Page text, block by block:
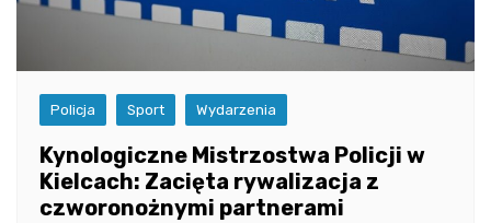
Policja Sport Wydarzenia
Kynologiczne Mistrzostwa Policji w
Kielcach: Zacięta rywalizacja z
czworonożnymi partnerami